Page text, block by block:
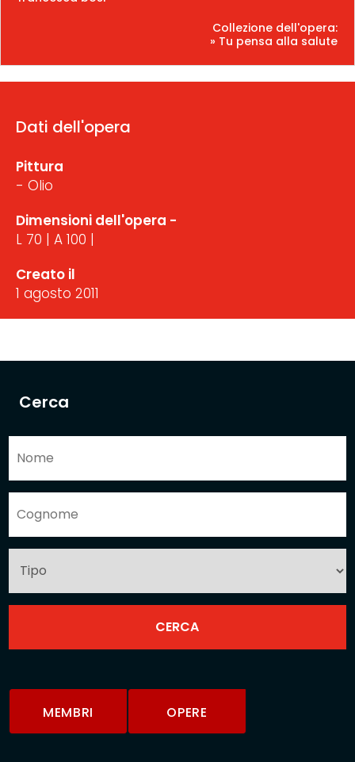
Cerca
MEMBRI OPERE
Collezione dell'opera:
» Tu pensa alla salute
Dati dell'opera
Pittura
- Olio
Dimensioni dell'opera -
L 70 | A 100 |
Creato il
1 agosto 2011